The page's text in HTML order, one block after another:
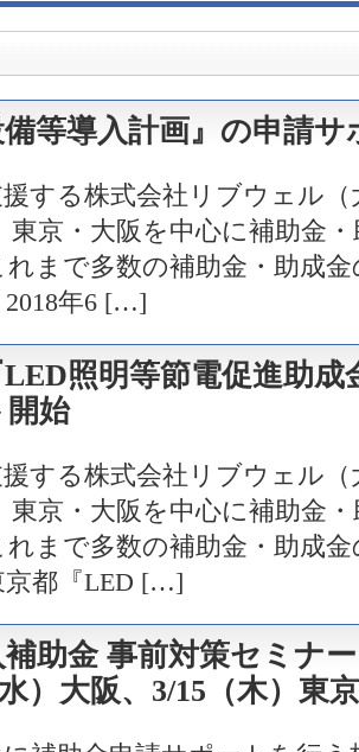
備等導入計画』の申請
する株式会社リブウェル
東京・大阪を中心に補助金
まで多数の補助金・助成
年6 […]
照明等節電促進助成
開始
する株式会社リブウェル
東京・大阪を中心に補助金
まで多数の補助金・助成
京都『LED […]
補助金 事前対策セミ
水）大阪、3/15（木）東